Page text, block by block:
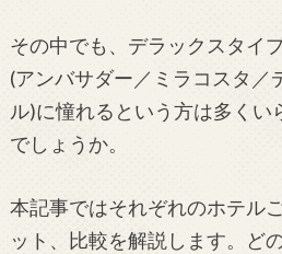
その中でも、デラックスタイ
(アンバサダー／ミラコスタ／
ル)に憧れるという方は多くい
でしょうか。
本記事ではそれぞれのホテル
ット、比較を解説します。ど